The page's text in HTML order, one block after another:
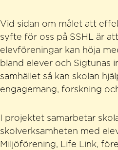
Vid sidan om målet att
syfte för oss på SSHL är
elevföreningar kan höja
bland elever och Sigtunas
samhället så kan skolan
engagemang, forskning
I projektet samarbetar
skolverksamheten med
Miljöförening, Life Link,